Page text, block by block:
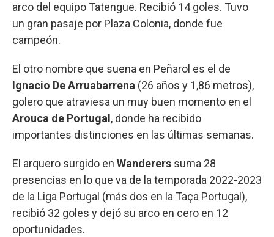
arco del equipo Tatengue. Recibió 14 goles. Tuvo
un gran pasaje por Plaza Colonia, donde fue
campeón.
El otro nombre que suena en Peñarol es el de
Ignacio De Arruabarrena (26 años y 1,86 metros),
golero que atraviesa un muy buen momento en el
Arouca de Portugal , donde ha recibido
importantes distinciones en las últimas semanas.
El arquero surgido en Wanderers suma 28
presencias en lo que va de la temporada 2022-2023
de la Liga Portugal (más dos en la Taça Portugal),
recibió 32 goles y dejó su arco en cero en 12
oportunidades.